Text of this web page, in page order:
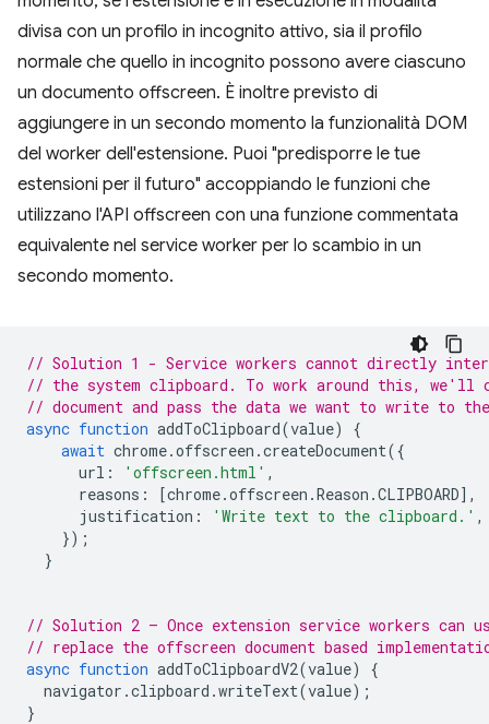
divisa con un profilo in incognito attivo, sia il profilo
normale che quello in incognito possono avere ciascuno
un documento offscreen. È inoltre previsto di
aggiungere in un secondo momento la funzionalità DOM
del worker dell'estensione. Puoi "predisporre le tue
estensioni per il futuro" accoppiando le funzioni che
utilizzano l'API offscreen con una funzione commentata
equivalente nel service worker per lo scambio in un
secondo momento.
// Solution 1 - Service workers cannot directly
// the system clipboard. To work around this, we'll
// document and pass the data we want to write to
async function addToClipboard(value)
{
await chrome.offscreen .createDocument({
url : 'offscreen.html' ,
reasons : [chrome.offscreen .Reason .CLIPBOARD],
justification : 'Write text to the clipboard.' ,
});
}
// Solution 2 – Once extension service workers can
// replace the offscreen document based
async function addToClipboardV2(value)
{
navigator .clipboard .writeText(value);
}